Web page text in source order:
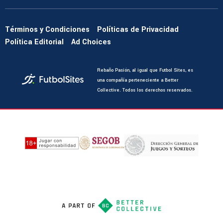
Términos y Condiciones
Políticas de Privacidad
Política Editorial
Ad Choices
Rebaño Pasión, al igual que Futbol Sites, es
una compañía perteneciente a Better
Collective. Todos los derechos reservados.